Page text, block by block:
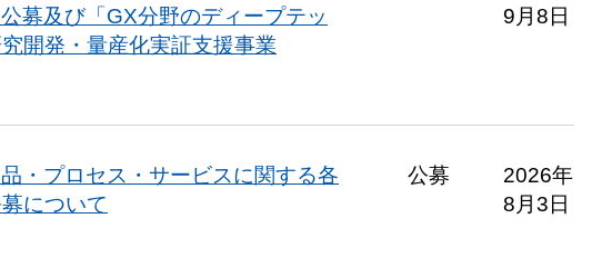
募及び「GX分野のディープテッ
開発・量産化実証支援事業
9月8日
・プロセス・サービスに関する各
について
公募
2026年
8月3日